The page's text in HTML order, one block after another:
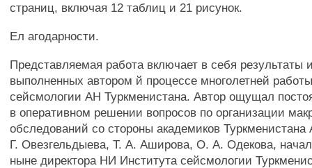
страниц, включая 12 таблиц и 21 рисунок.
Ел агодарности.
Представляемая работа включает в себя результаты
выполненных автором й процессе многолетней
сейсмологии АН Туркменистана. Автор ощущал
в оперативном решении вопросов по организации
обследований со стороны академиков
Г. Овезгельдыева, Т. А. Аширова, О. А. Одекова,
ныне директора НИ Института сейсмологии